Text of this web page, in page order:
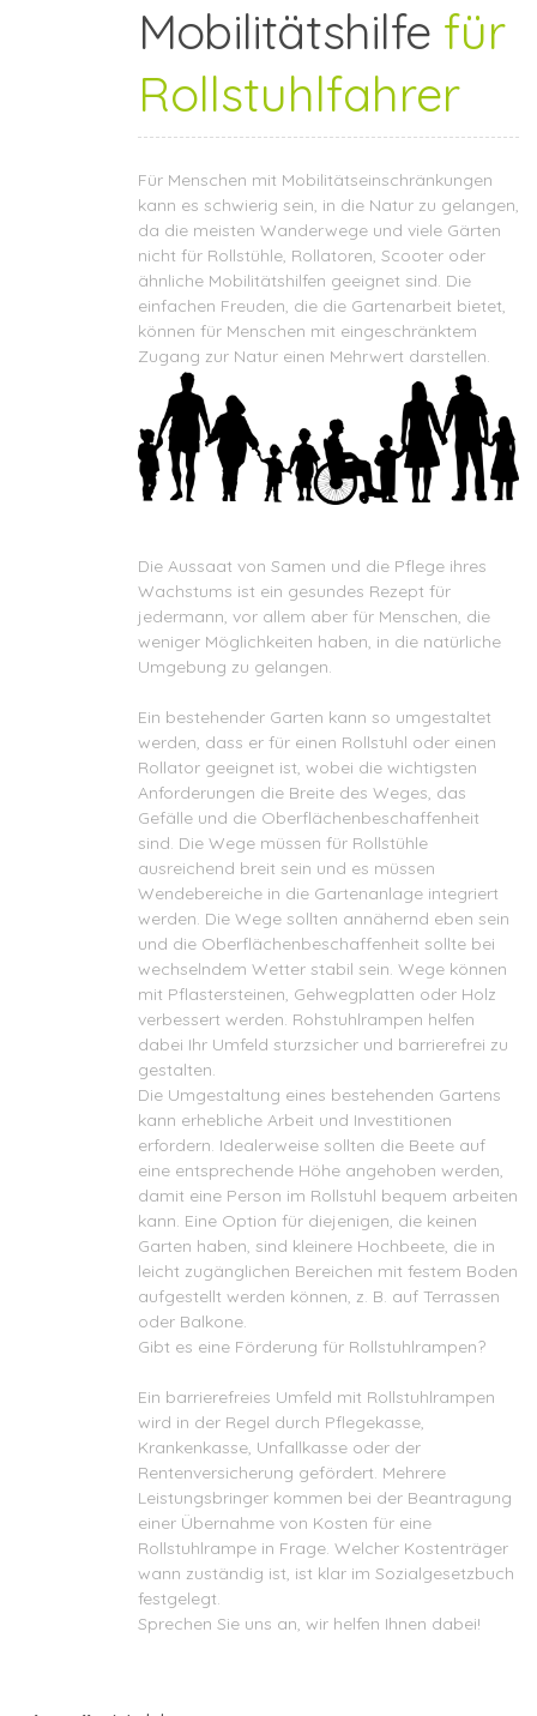
Mobilitätshilfe für
Rollstuhlfahrer
Für Menschen mit Mobilitätseinschränkungen
kann es schwierig sein, in die Natur zu gelangen,
da die meisten Wanderwege und viele Gärten
nicht für Rollstühle, Rollatoren, Scooter oder
ähnliche Mobilitätshilfen geeignet sind. Die
einfachen Freuden, die die Gartenarbeit bietet,
können für Menschen mit eingeschränktem
Zugang zur Natur einen Mehrwert darstellen.
Die Aussaat von Samen und die Pflege ihres
Wachstums ist ein gesundes Rezept für
jedermann, vor allem aber für Menschen, die
weniger Möglichkeiten haben, in die natürliche
Umgebung zu gelangen.
Ein bestehender Garten kann so umgestaltet
werden, dass er für einen Rollstuhl oder einen
Rollator geeignet ist, wobei die wichtigsten
Anforderungen die Breite des Weges, das
Gefälle und die Oberflächenbeschaffenheit
sind. Die Wege müssen für Rollstühle
ausreichend breit sein und es müssen
Wendebereiche in die Gartenanlage integriert
werden. Die Wege sollten annähernd eben sein
und die Oberflächenbeschaffenheit sollte bei
wechselndem Wetter stabil sein. Wege können
mit Pflastersteinen, Gehwegplatten oder Holz
verbessert werden. Rohstuhlrampen helfen
dabei Ihr Umfeld sturzsicher und barrierefrei zu
gestalten.
Die Umgestaltung eines bestehenden Gartens
kann erhebliche Arbeit und Investitionen
erfordern. Idealerweise sollten die Beete auf
eine entsprechende Höhe angehoben werden,
damit eine Person im Rollstuhl bequem arbeiten
kann. Eine Option für diejenigen, die keinen
Garten haben, sind kleinere Hochbeete, die in
leicht zugänglichen Bereichen mit festem Boden
aufgestellt werden können, z. B. auf Terrassen
oder Balkone.
Gibt es eine Förderung für Rollstuhlrampen?
Ein barrierefreies Umfeld mit Rollstuhlrampen
wird in der Regel durch Pflegekasse,
Krankenkasse, Unfallkasse oder der
Rentenversicherung gefördert. Mehrere
Leistungsbringer kommen bei der Beantragung
einer Übernahme von Kosten für eine
Rollstuhlrampe in Frage. Welcher Kostenträger
wann zuständig ist, ist klar im Sozialgesetzbuch
festgelegt.
Sprechen Sie uns an, wir helfen Ihnen dabei!